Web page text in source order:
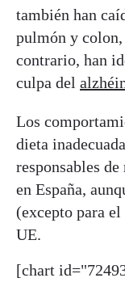
también han
pulmón y colon,
contrario, han
culpa del
Los
dieta
responsables
en España,
(excepto para
UE.
[chart